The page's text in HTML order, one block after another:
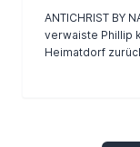
ANTICHRIST BY
verwaiste Phillip
Heimatdorf